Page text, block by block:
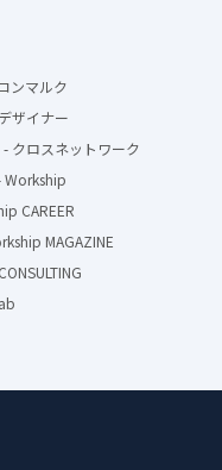
ンマルク
ザイナー
クロスネットワーク
Workship
CAREER
MAGAZINE